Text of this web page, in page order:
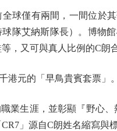
僅有兩間，一間位於
隊艾納斯隊長）。博物
，又可與真人比例的C朗
元的「早鳥貴賓套票」。
生涯，並彰顯『野心、
」源自C朗姓名縮寫與